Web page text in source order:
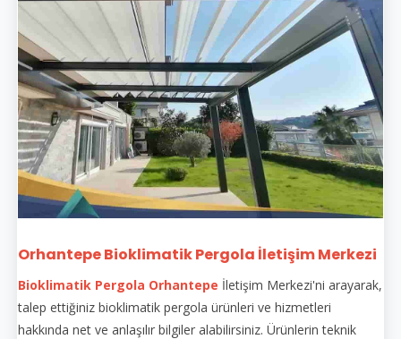
Orhantepe Bioklimatik Pergola İletişim Merkezi
Bioklimatik Pergola Orhantepe İletişim Merkezi'ni arayarak,
talep ettiğiniz bioklimatik pergola ürünleri ve hizmetleri
hakkında net ve anlaşılır bilgiler alabilirsiniz. Ürünlerin teknik